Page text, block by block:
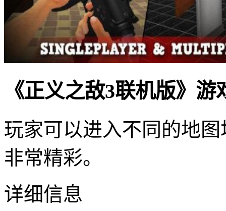
《正义之敌3联机版》游
玩家可以进入不同的地
非常精彩。
详细信息